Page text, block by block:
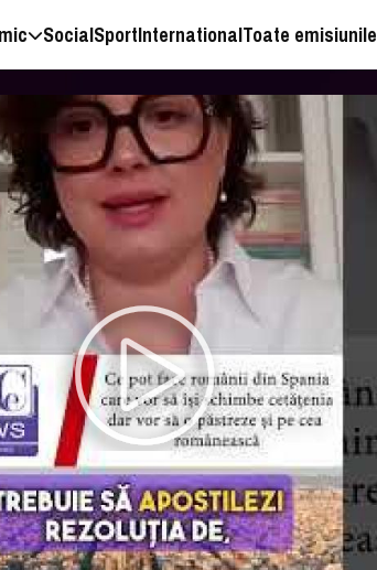
SocialSportInternationalToate emisiunile